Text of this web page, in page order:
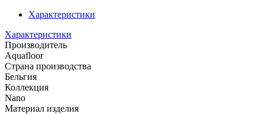
Характеристики
Характеристики
Производитель
Aquafloor
Страна производства
Бельгия
Коллекция
Nano
Материал изделия